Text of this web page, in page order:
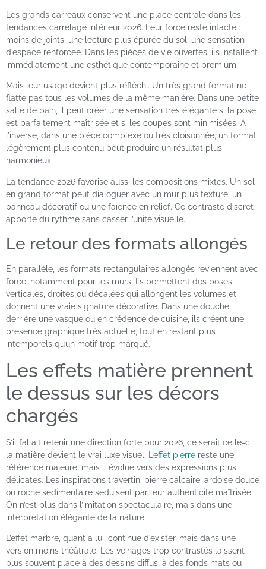
Les grands carreaux conservent une place centrale dans les
tendances carrelage intérieur 2026. Leur force reste intacte :
moins de joints, une lecture plus épurée du sol, une sensation
d’espace renforcée. Dans les pièces de vie ouvertes, ils installent
immédiatement une esthétique contemporaine et premium.
Mais leur usage devient plus réfléchi. Un très grand format ne
flatte pas tous les volumes de la même manière. Dans une petite
salle de bain, il peut créer une sensation très élégante si la pose
est parfaitement maîtrisée et si les coupes sont minimisées. À
l’inverse, dans une pièce complexe ou très cloisonnée, un format
légèrement plus contenu peut produire un résultat plus
harmonieux.
La tendance 2026 favorise aussi les compositions mixtes. Un sol
en grand format peut dialoguer avec un mur plus texturé, un
panneau décoratif ou une faïence en relief. Ce contraste discret
apporte du rythme sans casser l’unité visuelle.
Le retour des formats allongés
En parallèle, les formats rectangulaires allongés reviennent avec
force, notamment pour les murs. Ils permettent des poses
verticales, droites ou décalées qui allongent les volumes et
donnent une vraie signature décorative. Dans une douche,
derrière une vasque ou en crédence de cuisine, ils créent une
présence graphique très actuelle, tout en restant plus
intemporels qu’un motif trop marqué.
Les effets matière prennent
le dessus sur les décors
chargés
S’il fallait retenir une direction forte pour 2026, ce serait celle-ci :
la matière devient le vrai luxe visuel.
L’effet pierre reste une
référence majeure, mais il évolue vers des expressions plus
délicates. Les inspirations travertin, pierre calcaire, ardoise douce
ou roche sédimentaire séduisent par leur authenticité maîtrisée.
On n’est plus dans l’imitation spectaculaire, mais dans une
interprétation élégante de la nature.
L’effet marbre, quant à lui, continue d’exister, mais dans une
version moins théâtrale. Les veinages trop contrastés laissent
plus souvent place à des dessins diffus, à des fonds mats ou